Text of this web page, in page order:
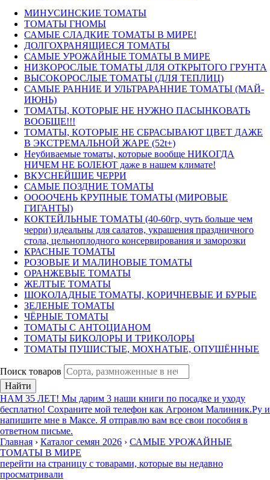
МИНУСИНСКИЕ ТОМАТЫ
ТОМАТЫ ГНОМЫ
САМЫЕ СЛАДКИЕ ТОМАТЫ В МИРЕ!
ДОЛГОХРАНЯЩИЕСЯ ТОМАТЫ
САМЫЕ УРОЖАЙНЫЕ ТОМАТЫ В МИРЕ
НИЗКОРОСЛЫЕ ТОМАТЫ ДЛЯ ОТКРЫТОГО ГРУНТА
ВЫСОКОРОСЛЫЕ ТОМАТЫ (ДЛЯ ТЕПЛИЦ)
САМЫЕ РАННИЕ И УЛЬТРАРАННИЕ ТОМАТЫ (МАЙ-
ИЮНЬ)
ТОМАТЫ, КОТОРЫЕ НЕ НУЖНО ПАСЫНКОВАТЬ
ВООБЩЕ!!!
ТОМАТЫ, КОТОРЫЕ НЕ СБРАСЫВАЮТ ЦВЕТ ДАЖЕ
В ЭКСТРЕМАЛЬНОЙ ЖАРЕ (52t+)
Неубиваемые томаты, которые вообще НИКОГДА
НИЧЕМ НЕ БОЛЕЮТ даже в нашем климате!
ВКУСНЕЙШИЕ ЧЕРРИ
САМЫЕ ПОЗДНИЕ ТОМАТЫ
ООООЧЕНЬ КРУПНЫЕ ТОМАТЫ (МИРОВЫЕ
ГИГАНТЫ)
КОКТЕЙЛЬНЫЕ ТОМАТЫ (40-60гр, чуть больше чем
черри) идеальны для салатов, украшения праздничного
стола, цельноплодного консервирования и заморозки
КРАСНЫЕ ТОМАТЫ
РОЗОВЫЕ И МАЛИНОВЫЕ ТОМАТЫ
ОРАНЖЕВЫЕ ТОМАТЫ
ЖЕЛТЫЕ ТОМАТЫ
ШОКОЛАДНЫЕ ТОМАТЫ, КОРИЧНЕВЫЕ И БУРЫЕ
ЗЕЛЕНЫЕ ТОМАТЫ
ЧЁРНЫЕ ТОМАТЫ
ТОМАТЫ С АНТОЦИАНОМ
ТОМАТЫ БИКОЛОРЫ И ТРИКОЛОРЫ
ТОМАТЫ ПУШИСТЫЕ, МОХНАТЫЕ, ОПУШЁННЫЕ
Поиск товаров
Найти
НАМ 35 ЛЕТ! Мы дарим 3 наши книги по посадке и уходу
бесплатно! Сохраните мой телефон как Агроном Малинник.Ру и
напишите мне в Максе. Я отправлю вам все свои пособия в
ответном письме.
Главная › Каталог семян 2026 › САМЫЕ УРОЖАЙНЫЕ
ТОМАТЫ В МИРЕ
перейти на страницу с товарами, которые вы недавно
просматривали